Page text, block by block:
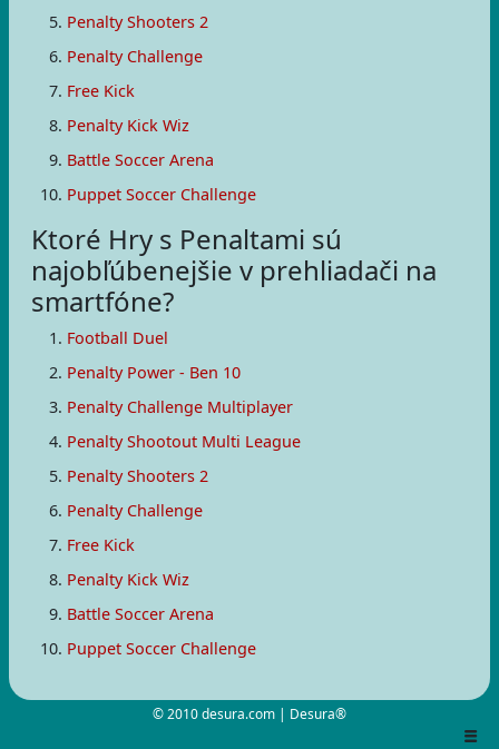
Penalty Shooters 2
Penalty Challenge
Free Kick
Penalty Kick Wiz
Battle Soccer Arena
Puppet Soccer Challenge
Ktoré Hry s Penaltami sú
najobľúbenejšie v prehliadači na
smartfóne?
Football Duel
Penalty Power - Ben 10
Penalty Challenge Multiplayer
Penalty Shootout Multi League
Penalty Shooters 2
Penalty Challenge
Free Kick
Penalty Kick Wiz
Battle Soccer Arena
Puppet Soccer Challenge
© 2010 desura.com | Desura®